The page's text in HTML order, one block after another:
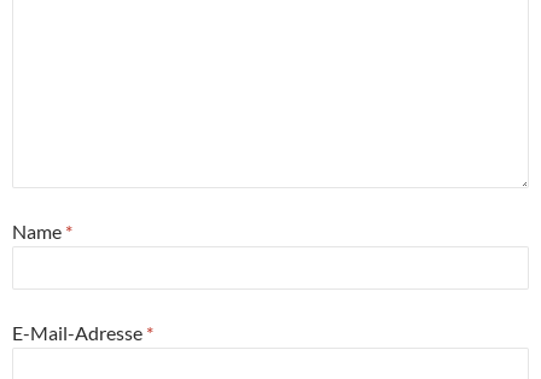
Name *
E-Mail-Adresse *